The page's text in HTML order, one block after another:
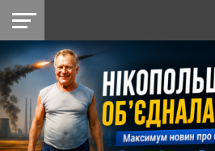
НІКОПОЛЬ
РАЙОН
СІЧЕСЛАВСЬКА
УКРАЇНА
РЕТРО
НІКОПОЛЬ
ЛАЙТ
УКРАЇНА
ДОПОМОГА
РАДІО